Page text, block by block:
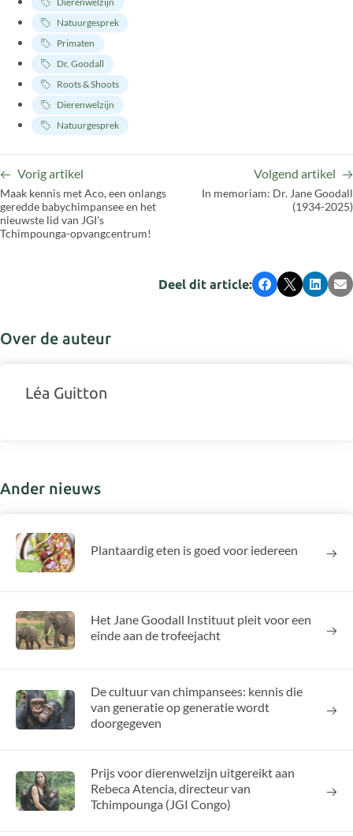
Natuurgesprek
Primaten
Dr. Goodall
Roots & Shoots
Dierenwelzijn
Natuurgesprek
Vorig artikel
Maak kennis met Aco, een onlangs
geredde babychimpansee en het
nieuwste lid van JGI's
Tchimpounga-opvangcentrum!
Volgend artikel
In memoriam: Dr. Jane Goodall
(1934-2025)
Deel dit article: Facebook
X
Over de auteur
Léa Guitton
Ander nieuws
Plantaardig eten is goed voor iedereen
Het Jane Goodall Instituut pleit voor een
einde aan de trofeejacht
De cultuur van chimpansees: kennis die
van generatie op generatie wordt
doorgegeven
Prijs voor dierenwelzijn uitgereikt aan
Rebeca Atencia, directeur van
Tchimpounga (JGI Congo)